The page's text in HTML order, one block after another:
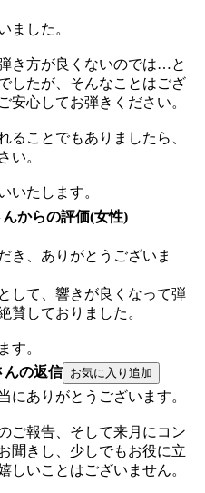
ました。
き方が良くないのでは…と
したが、そんなことはござ
安心してお弾きください。
ることでもありましたら、
い。
いたします。
んからの評価(女性)
き、ありがとうございま
して、響きが良くなって弾
賛しておりました。
す。
んの返信
にありがとうございます。
ご報告、そして来月にコン
聞きし、少しでもお役に立
しいことはございません。